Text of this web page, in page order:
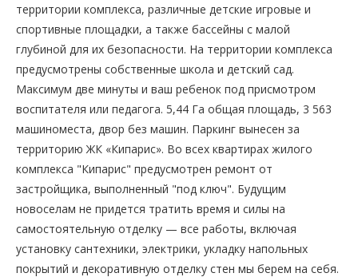
территории комплекса, различные детские игровые и
спортивные площадки, а также бассейны с малой
глубиной для их безопасности. На территории комплекса
предусмотрены собственные школа и детский сад.
Максимум две минуты и ваш ребенок под присмотром
воспитателя или педагога. 5,44 Га общая площадь, 3 563
машиноместа, двор без машин. Паркинг вынесен за
территорию ЖК «Кипарис». Во всех квартирах жилого
комплекса "Кипарис" предусмотрен ремонт от
застройщика, выполненный "под ключ". Будущим
новоселам не придется тратить время и силы на
самостоятельную отделку — все работы, включая
установку сантехники, электрики, укладку напольных
покрытий и декоративную отделку стен мы берем на себя.